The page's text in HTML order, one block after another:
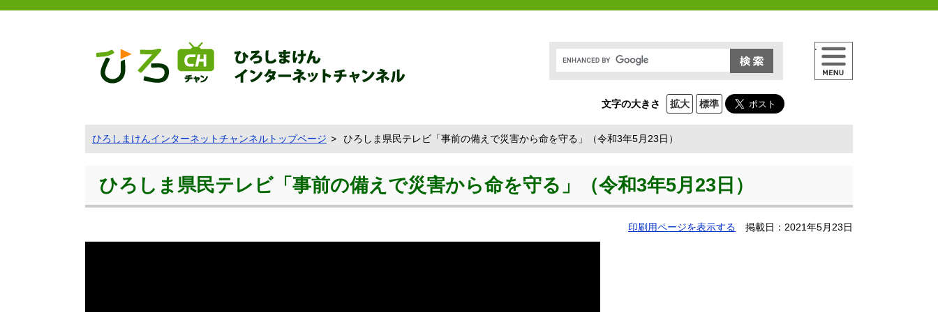
文字の大きさ 拡大 標準
メニュー
ひろしまけんインターネットチャンネルトップページ ひろしま県民テレビ「事前の備えで災害から命を守る」（令和3年5月23日）
ひろしま県民テレビ「事前の備えで災害から命を守る」（令和3年5月23日）
印刷用ページを表示する 掲載日：2021年5月23日